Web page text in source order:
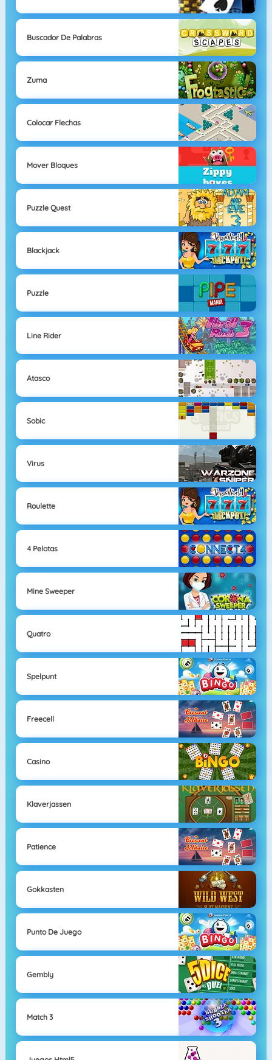
Buscador De Palabras
Zuma
Colocar Flechas
Mover Bloques
Puzzle Quest
Blackjack
Puzzle
Line Rider
Atasco
Sobic
Virus
Roulette
4 Pelotas
Mine Sweeper
Quatro
Spelpunt
Freecell
Casino
Klaverjassen
Patience
Gokkasten
Punto De Juego
Gembly
Match 3